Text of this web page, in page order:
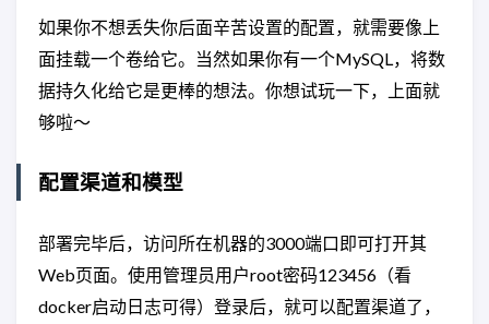
如果你不想丢失你后面辛苦设置的配置，就需要像上
面挂载一个卷给它。当然如果你有一个MySQL，将数
据持久化给它是更棒的想法。你想试玩一下，上面就
够啦～
配置渠道和模型
部署完毕后，访问所在机器的3000端口即可打开其
Web页面。使用管理员用户root密码123456（看
docker启动日志可得）登录后，就可以配置渠道了，